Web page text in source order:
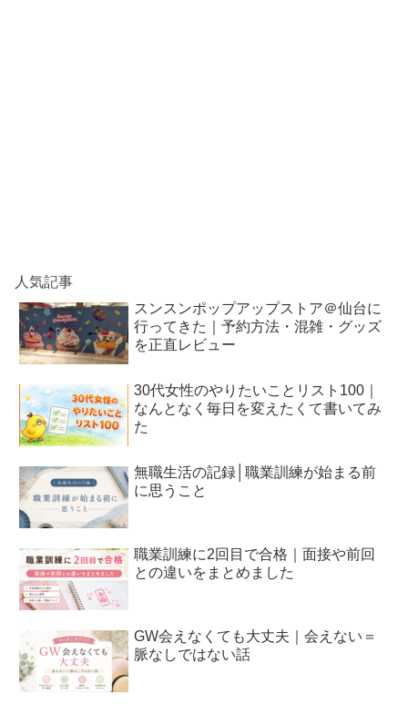
人気記事
スンスンポップアップストア＠仙台に
行ってきた｜予約方法・混雑・グッズ
を正直レビュー
30代女性のやりたいことリスト100｜
なんとなく毎日を変えたくて書いてみ
た
無職生活の記録│職業訓練が始まる前
に思うこと
職業訓練に2回目で合格｜面接や前回
との違いをまとめました
GW会えなくても大丈夫｜会えない＝
脈なしではない話